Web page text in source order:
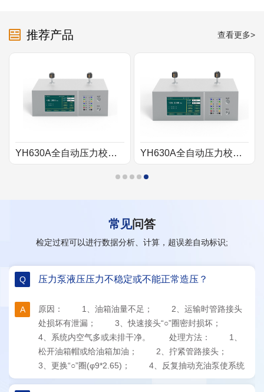
推荐产品 查看更多>
YH630A全自动压力校验台【气压】 YH630A全自动压力校验台【气压10MPa】
常见问答
检定过程可以进行数据分析、计算，超误差自动标识;
压力泵液压压力不稳定或不能正常造压？
原因： 1、油箱油量不足； 2、运输时管路接头
处损坏有泄漏； 3、快速接头“○”圈密封损坏；
4、系统内空气多或未排干净。 处理方法： 1、
松开油箱帽或给油箱加油； 2、拧紧管路接头；
3、更换“○”圈(φ9*2.65)； 4、反复抽动充油泵使系统
内空气随油箱排出。